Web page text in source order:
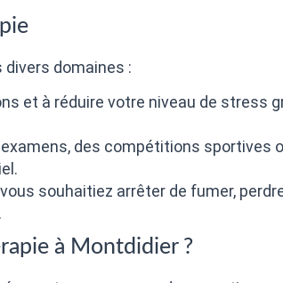
domaines :
et à réduire votre niveau de stress
examens, des compétitions
vous souhaitiez arrêter de fumer,
à Montdidier ?